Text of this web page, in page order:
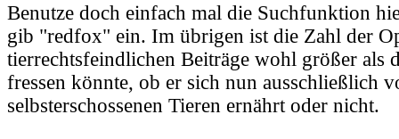
Benutze doch einfach mal die Suchfunktion
gib "redfox" ein. Im übrigen ist die Zahl der
tierrechtsfeindlichen Beiträge wohl größer als
fressen könnte, ob er sich nun ausschließlich
selbsterschossenen Tieren ernährt oder nicht.